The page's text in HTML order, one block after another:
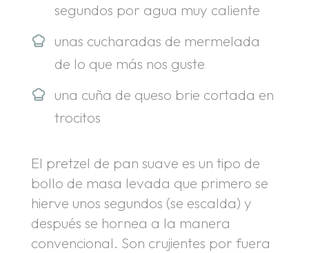
segundos por agua muy caliente
unas cucharadas de mermelada
de lo que más nos guste
una cuña de queso brie cortada en
trocitos
El pretzel de pan suave es un tipo de
bollo de masa levada que primero se
hierve unos segundos (se escalda) y
después se hornea a la manera
convencional. Son crujientes por fuera